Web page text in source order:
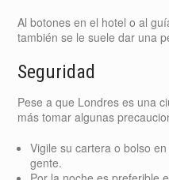
Al botones en el hotel o al
también se le suele dar una
Seguridad
Pese a que Londres es una
más tomar algunas
Vigile su cartera o bolso
gente.